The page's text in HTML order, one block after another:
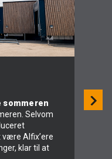
sommeren
Selvom
Alfix’ere
klar til at